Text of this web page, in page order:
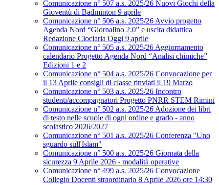
Comunicazione n° 507 a.s. 2025/26 Nuovi Giochi della
Gioventù di Badminton 9 aprile
Comunicazione n° 506 a.s. 2025/26 Avvio progetto
Agenda Nord “Giornalino 2.0” e uscita didattica
Redazione Ciociaria Oggi 9 aprile
Comunicazione n° 505 a.s. 2025/26 Aggiornamento
calendario Progetto Agenda Nord “Analisi chimiche”
Edizioni 1 e 2
Comunicazione n° 504 a.s. 2025/26 Convocazione per
il 13 Aprile consigli di classe rinviati il 19 Marzo
Comunicazione n° 503 a.s. 2025/26 Incontro
studenti/accompagnatori Progetto PNRR STEM Rimini
Comunicazione n° 502 a.s. 2025/26 Adozione dei libri
di testo nelle scuole di ogni ordine e grado - anno
scolastico 2026/2027
Comunicazione n° 501 a.s. 2025/26 Conferenza "Uno
sguardo sull'Islam"
Comunicazione n° 500 a.s. 2025/26 Giornata della
sicurezza 9 Aprile 2026 - modalità operative
Comunicazione n° 499 a.s. 2025/26 Convocazione
Collegio Docenti straordinario 8 Aprile 2026 ore 14:30